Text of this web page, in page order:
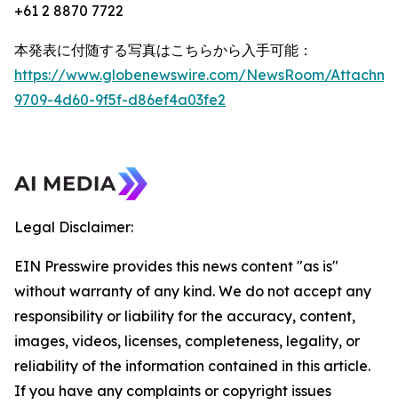
+61 2 8870 7722
本発表に付随する写真はこちらから入手可能：
https://www.globenewswire.com/NewsRoom/
9709-4d60-9f5f-d86ef4a03fe2
Legal Disclaimer:
EIN Presswire provides this news content "as is"
without warranty of any kind. We do not accept any
responsibility or liability for the accuracy, content,
images, videos, licenses, completeness, legality, or
reliability of the information contained in this article.
If you have any complaints or copyright issues